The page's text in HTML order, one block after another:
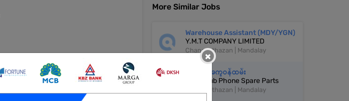
More Similar Jobs
Warehouse Assistant (MDY/YGN)
Y.M.T COMPANY LIMITED
Chanayethazan | Mandalay
ဂိုထောင်အကူဝန်ထမ်း
Fone Club Phone Spare Parts
Chanayethazan | Mandalay
×